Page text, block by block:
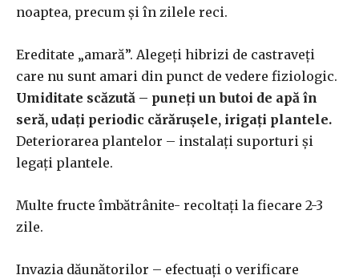
noaptea, precum și în zilele reci.
Ereditate „amară”. Alegeți hibrizi de castraveți
care nu sunt amari din punct de vedere fiziologic.
Umiditate scăzută – puneți un butoi de apă în
seră, udați periodic cărărușele, irigați plantele.
Deteriorarea plantelor – instalați suporturi și
legați plantele.
Multe fructe îmbătrânite- recoltați la fiecare 2-3
zile.
Invazia dăunătorilor – efectuați o verificare